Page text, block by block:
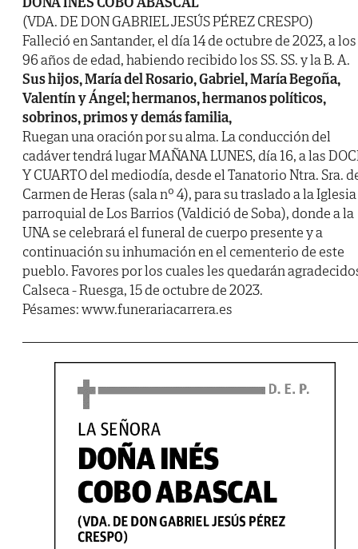
(VDA. DE DON GABRIEL JESÚS PÉREZ CRESPO)
Falleció en Santander, el día 14 de octubre de 2023, a los
96 años de edad, habiendo recibido los SS. SS. y la B. A.
Sus hijos, María del Rosario, Gabriel, María Begoña,
Valentín y Ángel; hermanos, hermanos políticos,
sobrinos, primos y demás familia,
Ruegan una oración por su alma. La conducción del
cadáver tendrá lugar MAÑANA LUNES, día 16, a las
Y CUARTO del mediodía, desde el Tanatorio Ntra. Sra.
Carmen de Heras (sala nº 4), para su traslado a la Iglesia
parroquial de Los Barrios (Valdició de Soba), donde a la
UNA se celebrará el funeral de cuerpo presente y a
continuación su inhumación en el cementerio de este
pueblo. Favores por los cuales les quedarán
Calseca - Ruesga, 15 de octubre de 2023.
Pésames: www.funerariacarrera.es